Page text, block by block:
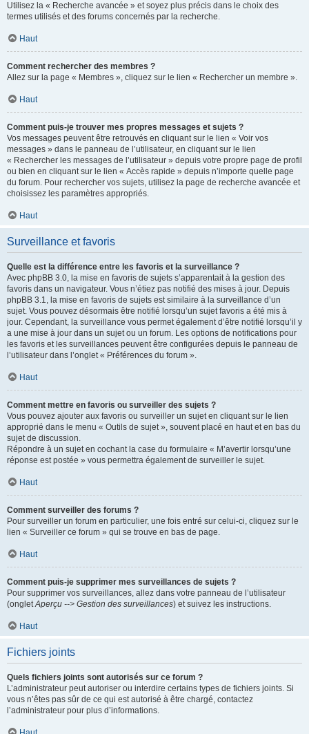
Utilisez la « Recherche avancée » et soyez plus précis dans le choix des
termes utilisés et des forums concernés par la recherche.
Haut
Comment rechercher des membres ?
Allez sur la page « Membres », cliquez sur le lien « Rechercher un membre ».
Haut
Comment puis-je trouver mes propres messages et sujets ?
Vos messages peuvent être retrouvés en cliquant sur le lien « Voir vos
messages » dans le panneau de l’utilisateur, en cliquant sur le lien
« Rechercher les messages de l’utilisateur » depuis votre propre page de profil
ou bien en cliquant sur le lien « Accès rapide » depuis n’importe quelle page
du forum. Pour rechercher vos sujets, utilisez la page de recherche avancée et
choisissez les paramètres appropriés.
Haut
Surveillance et favoris
Quelle est la différence entre les favoris et la surveillance ?
Avec phpBB 3.0, la mise en favoris de sujets s’apparentait à la gestion des
favoris dans un navigateur. Vous n’étiez pas notifié des mises à jour. Depuis
phpBB 3.1, la mise en favoris de sujets est similaire à la surveillance d’un
sujet. Vous pouvez désormais être notifié lorsqu’un sujet favoris a été mis à
jour. Cependant, la surveillance vous permet également d’être notifié lorsqu’il y
a une mise à jour dans un sujet ou un forum. Les options de notifications pour
les favoris et les surveillances peuvent être configurées depuis le panneau de
l’utilisateur dans l’onglet « Préférences du forum ».
Haut
Comment mettre en favoris ou surveiller des sujets ?
Vous pouvez ajouter aux favoris ou surveiller un sujet en cliquant sur le lien
approprié dans le menu « Outils de sujet », souvent placé en haut et en bas du
sujet de discussion.
Répondre à un sujet en cochant la case du formulaire « M’avertir lorsqu’une
réponse est postée » vous permettra également de surveiller le sujet.
Haut
Comment surveiller des forums ?
Pour surveiller un forum en particulier, une fois entré sur celui-ci, cliquez sur le
lien « Surveiller ce forum » qui se trouve en bas de page.
Haut
Comment puis-je supprimer mes surveillances de sujets ?
Pour supprimer vos surveillances, allez dans votre panneau de l’utilisateur
(ongletAperçu --> Gestion des surveillances) et suivez les instructions.
Haut
Fichiers joints
Quels fichiers joints sont autorisés sur ce forum ?
L’administrateur peut autoriser ou interdire certains types de fichiers joints. Si
vous n’êtes pas sûr de ce qui est autorisé à être chargé, contactez
l’administrateur pour plus d’informations.